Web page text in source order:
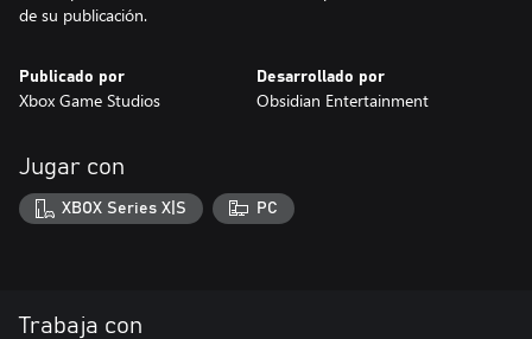
de su publicación.
Publicado por
Xbox Game Studios
Desarrollado por
Obsidian Entertainment
Jugar con
XBOX Series X|S PC
Trabaja con